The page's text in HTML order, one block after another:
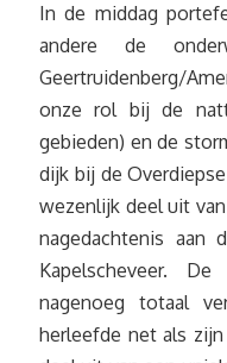
In de middag
andere de
Geertruidenberg/
onze rol bij de
gebieden) en de
dijk bij de
wezenlijk deel uit
nagedachtenis aan
Kapelscheveer.
nagenoeg totaal
herleefde net als